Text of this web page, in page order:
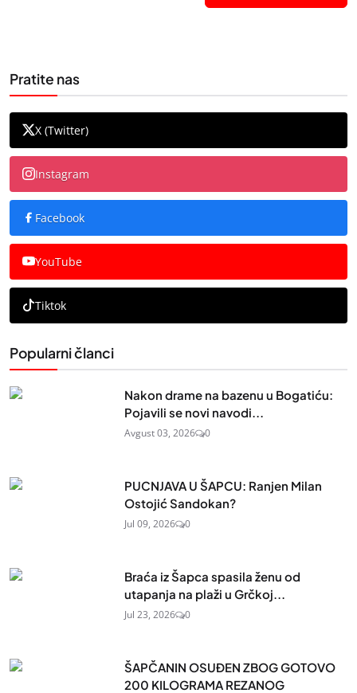
Pratite nas
X (Twitter)
Instagram
Facebook
YouTube
Tiktok
Popularni članci
Nakon drame na bazenu u Bogatiću:
Pojavili se novi navodi...
Avgust 03, 2026 0
PUCNJAVA U ŠAPCU: Ranjen Milan
Ostojić Sandokan?
Jul 09, 2026 0
Braća iz Šapca spasila ženu od
utapanja na plaži u Grčkoj...
Jul 23, 2026 0
ŠAPČANIN OSUĐEN ZBOG GOTOVO
200 KILOGRAMA REZANOG